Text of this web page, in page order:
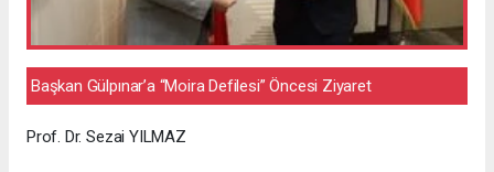
Başkan Gülpınar’a “Moira Defilesi” Öncesi Ziyaret
Prof. Dr. Sezai YILMAZ